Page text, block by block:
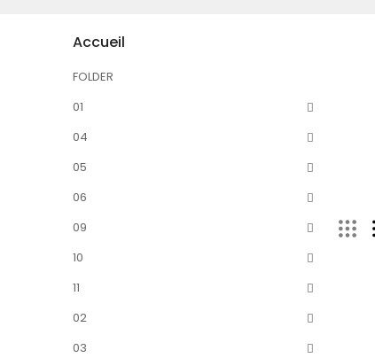
Accueil
FOLDER
01
04
05
06
09
10
11
02
03